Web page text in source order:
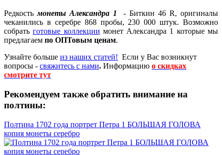
Редкостьмонеты Александра 1 - Биткин 46 R, оригиналы
чеканились в серебре 868 пробы, 230 000 штук. Возможно
собратьготовые коллекции монет Александра 1 которые мы
предлагаем по ОПТовым ценам.
Узнайте больше из наших статей! Если у Вас возникнут
вопросы - свяжитесь с нами. Информацию о скидках
смотрите тут
Рекомендуем также обратить внимание на
полтины:
Полтина 1702 года портрет Петра 1 БОЛЬШАЯ ГОЛОВА
копия монеты серебро